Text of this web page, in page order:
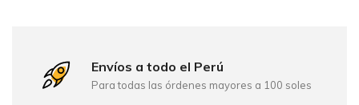
Envíos a todo el Perú
Para todas las órdenes mayores a 100 soles